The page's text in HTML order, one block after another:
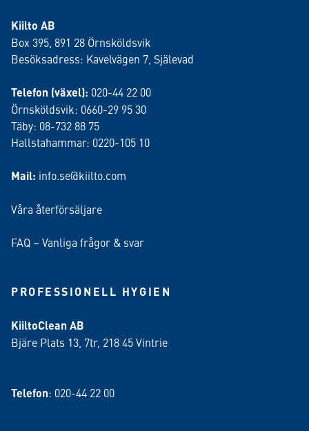
Kiilto AB
Box 395, 891 28 Örnsköldsvik
Besöksadress: Kavelvägen 7, Själevad
Telefon (växel): 020-44 22 00
Örnsköldsvik: 0660-29 95 30
Täby: 08-732 88 75
Hallstahammar: 0220-105 10
Mail: info.se@kiilto.com
Våra återförsäljare
FAQ – Vanliga frågor & svar
PROFESSIONELL HYGIEN
KiiltoClean AB
Bjäre Plats 13, 7tr, 218 45 Vintrie
Telefon: 020-44 22 00